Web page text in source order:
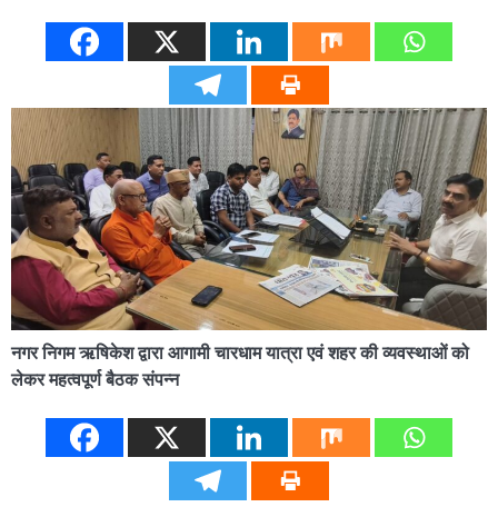
नगर निगम ऋषिकेश द्वारा आगामी चारधाम यात्रा एवं शहर की व्यवस्थाओं को
लेकर महत्वपूर्ण बैठक संपन्न